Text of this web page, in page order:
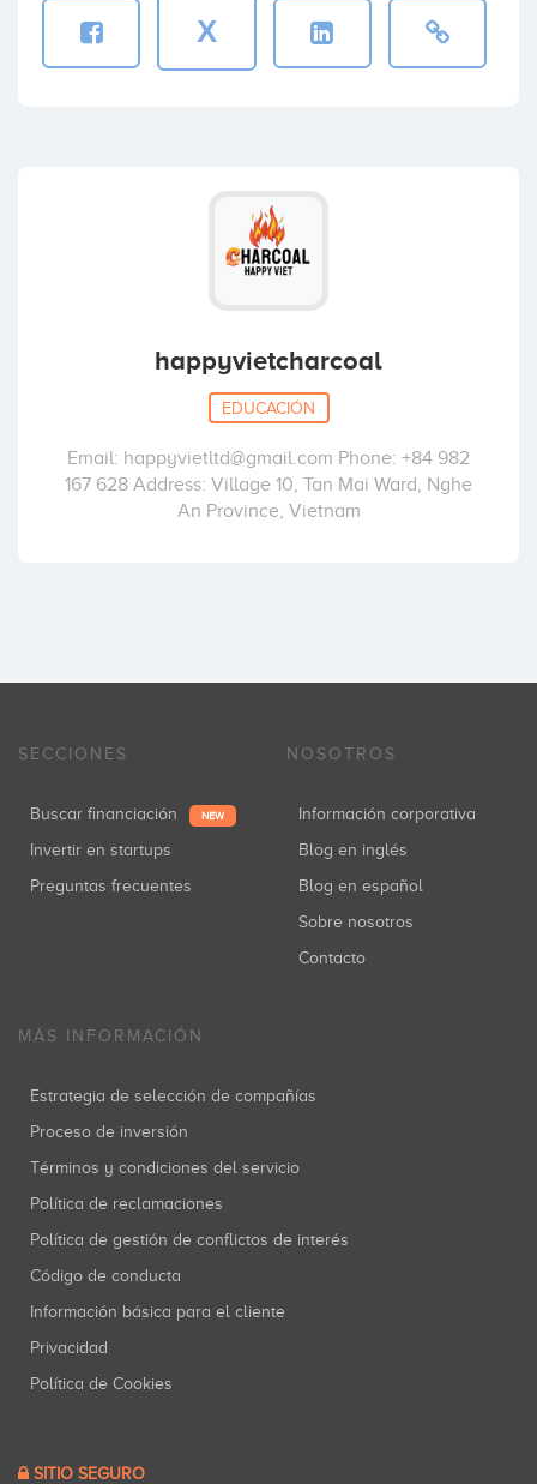
X
happyvietcharcoal
EDUCACIÓN
Email: happyvietltd@gmail.com Phone: +84 982
167 628 Address: Village 10, Tan Mai Ward, Nghe
An Province, Vietnam
SECCIONES
Buscar financiación NEW
Invertir en startups
Preguntas frecuentes
NOSOTROS
Información corporativa
Blog en inglés
Blog en español
Sobre nosotros
Contacto
MÁS INFORMACIÓN
Estrategia de selección de compañías
Proceso de inversión
Términos y condiciones del servicio
Política de reclamaciones
Política de gestión de conflictos de interés
Código de conducta
Información básica para el cliente
Privacidad
Política de Cookies
SITIO SEGURO